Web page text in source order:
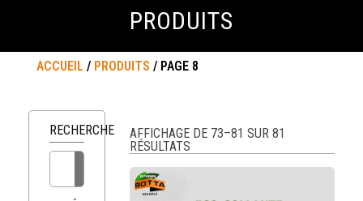
PRODUITS
ACCUEIL / PRODUITS / PAGE 8
RECHERCHE
AFFICHAGE DE 73–81 SUR 81
RÉSULTATS